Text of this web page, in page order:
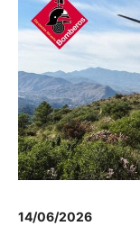
14/06/2026